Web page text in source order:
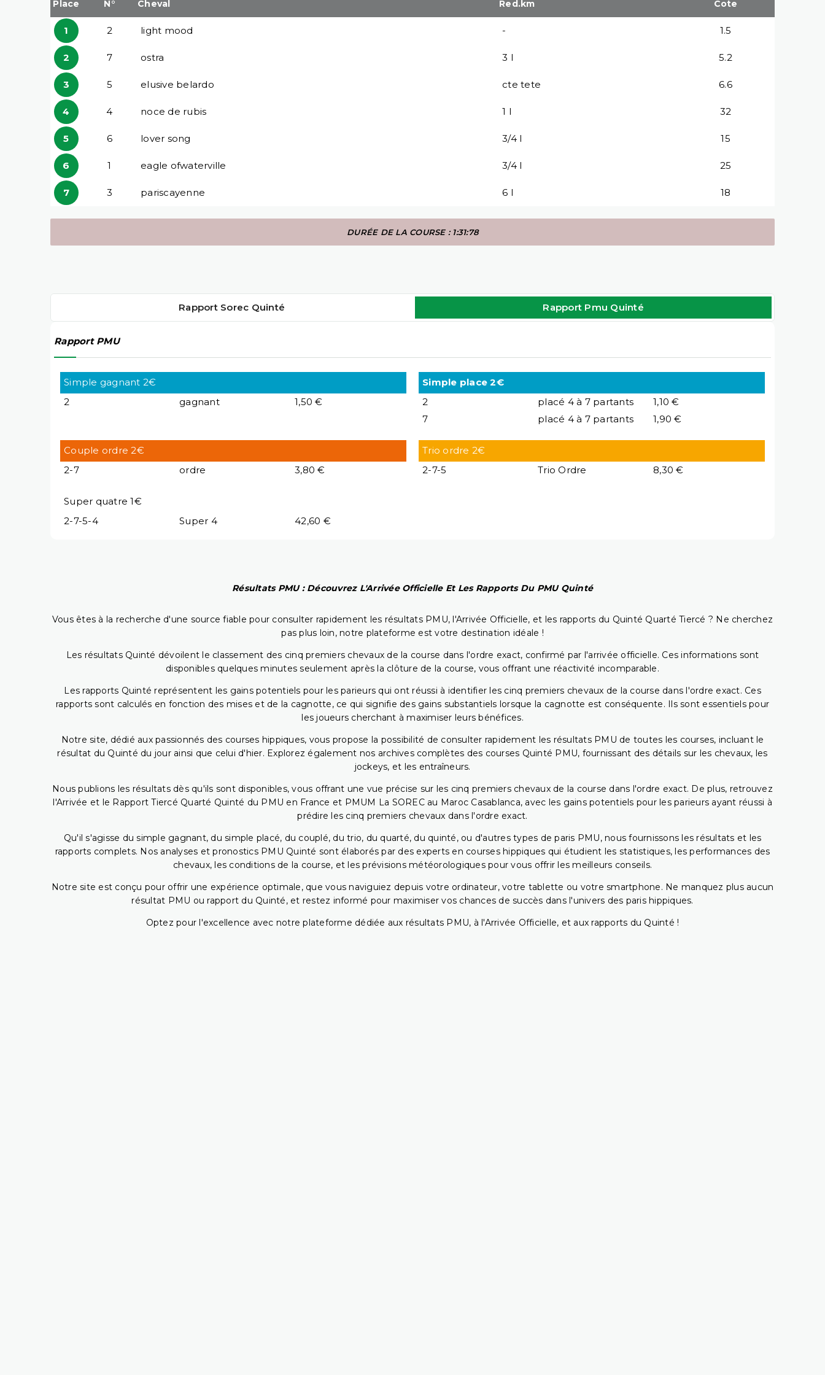
Place N° Cheval Red.km Cote
1 2 light mood - 1.5
2 7 ostra 3 l 5.2
3 5 elusive belardo cte tete 6.6
4 4 noce de rubis 1 l 32
5 6 lover song 3/4 l 15
6 1 eagle ofwaterville 3/4 l 25
7 3 pariscayenne 6 l 18
DURÉE DE LA COURSE : 1:31:78
Rapport Sorec Quinté Rapport Pmu Quinté
Rapport PMU
Simple gagnant 2€
2
gagnant 1,50 €
Simple place 2€
2
placé 4 à 7 partants
1,10 €
7
placé 4 à 7 partants 1,90 €
Couple ordre 2€
2-7
ordre 3,80 €
Trio ordre 2€
2-7-5
Trio Ordre 8,30 €
Super quatre 1€
2-7-5-4
Super 4 42,60 €
Résultats PMU : Découvrez L'Arrivée Officielle Et Les Rapports Du PMU Quinté
Vous êtes à la recherche d'une source fiable pour consulter rapidement les résultats PMU, l'Arrivée Officielle, et les rapports du Quinté Quarté Tiercé ? Ne cherchez
pas plus loin, notre plateforme est votre destination idéale !
Les résultats Quinté dévoilent le classement des cinq premiers chevaux de la course dans l'ordre exact, confirmé par l'arrivée officielle. Ces informations sont
disponibles quelques minutes seulement après la clôture de la course, vous offrant une réactivité incomparable.
Les rapports Quinté représentent les gains potentiels pour les parieurs qui ont réussi à identifier les cinq premiers chevaux de la course dans l'ordre exact. Ces
rapports sont calculés en fonction des mises et de la cagnotte, ce qui signifie des gains substantiels lorsque la cagnotte est conséquente. Ils sont essentiels pour
les joueurs cherchant à maximiser leurs bénéfices.
Notre site, dédié aux passionnés des courses hippiques, vous propose la possibilité de consulter rapidement les résultats PMU de toutes les courses, incluant le
résultat du Quinté du jour ainsi que celui d'hier. Explorez également nos archives complètes des courses Quinté PMU, fournissant des détails sur les chevaux, les
jockeys, et les entraîneurs.
Nous publions les résultats dès qu'ils sont disponibles, vous offrant une vue précise sur les cinq premiers chevaux de la course dans l'ordre exact. De plus, retrouvez
l'Arrivée et le Rapport Tiercé Quarté Quinté du PMU en France et PMUM La SOREC au Maroc Casablanca, avec les gains potentiels pour les parieurs ayant réussi à
prédire les cinq premiers chevaux dans l'ordre exact.
Qu'il s'agisse du simple gagnant, du simple placé, du couplé, du trio, du quarté, du quinté, ou d'autres types de paris PMU, nous fournissons les résultats et les
rapports complets. Nos analyses et pronostics PMU Quinté sont élaborés par des experts en courses hippiques qui étudient les statistiques, les performances des
chevaux, les conditions de la course, et les prévisions météorologiques pour vous offrir les meilleurs conseils.
Notre site est conçu pour offrir une expérience optimale, que vous naviguiez depuis votre ordinateur, votre tablette ou votre smartphone. Ne manquez plus aucun
résultat PMU ou rapport du Quinté, et restez informé pour maximiser vos chances de succès dans l'univers des paris hippiques.
Optez pour l'excellence avec notre plateforme dédiée aux résultats PMU, à l'Arrivée Officielle, et aux rapports du Quinté !